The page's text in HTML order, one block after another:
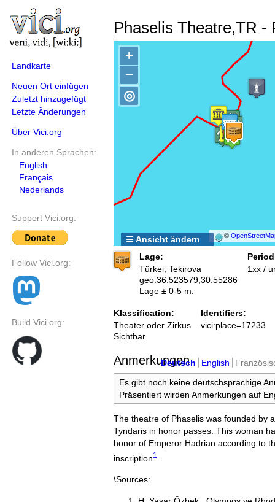
Landkarte
Neuen Ort einfügen
Zuletzt hinzugefügt
Letzte Änderungen
Über Vici.org
In anderen Sprachen:
English
Français
Nederlands
Support Vici.org:
Follow Vici.org:
Build Vici.org:
Phaselis Theatre,TR -
+
−
©
◎
☰ Ansicht ändern
Lage:
Türkei, Tekirova
geo:36.523579,30.55286
Lage ± 0-5 m.
1xx /
Klassification:
Theater oder Zirkus
Sichtbar
Identifiers:
vici:place=17233
Anmerkungen
Deutsch English
Es gibt noch keine deutschsprachige
Präsentiert wirden Anmerkungen auf
The theatre of Phaselis was founded by
Tyndaris in honor passes. This woman
honor of Emperor Hadrian according to
inscription1
\Sources: